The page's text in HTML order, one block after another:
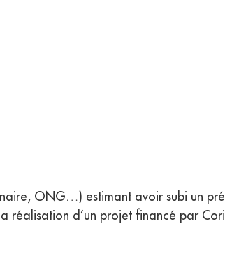
ONG…) estimant avoir subi un
réalisation d’un projet financé par